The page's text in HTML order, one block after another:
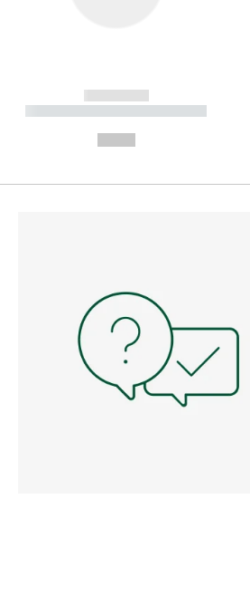
------------
----------- ----------- ----------